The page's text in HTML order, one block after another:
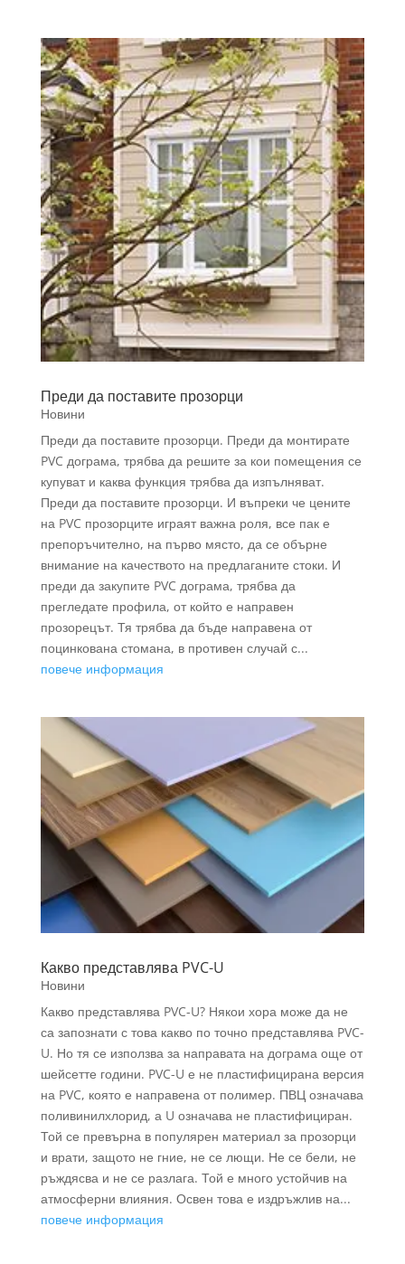
Преди да поставите прозорци
Новини
Преди да поставите прозорци. Преди да монтирате
PVC дограма, трябва да решите за кои помещения се
купуват и каква функция трябва да изпълняват.
Преди да поставите прозорци. И въпреки че цените
на PVC прозорците играят важна роля, все пак е
препоръчително, на първо място, да се обърне
внимание на качеството на предлаганите стоки. И
преди да закупите PVC дограма, трябва да
прегледате профила, от който е направен
прозорецът. Тя трябва да бъде направена от
поцинкована стомана, в противен случай с...
повече информация
Какво представлява PVC-U
Новини
Какво представлява PVC-U? Някои хора може да не
са запознати с това какво по точно представлява PVC-
U. Но тя се използва за направата на дограма още от
шейсетте години. PVC-U е не пластифицирана версия
на PVC, която е направена от полимер. ПВЦ означава
поливинилхлорид, а U означава не пластифициран.
Той се превърна в популярен материал за прозорци
и врати, защото не гние, не се лющи. Не се бели, не
ръждясва и не се разлага. Той е много устойчив на
атмосферни влияния. Освен това е издръжлив на...
повече информация